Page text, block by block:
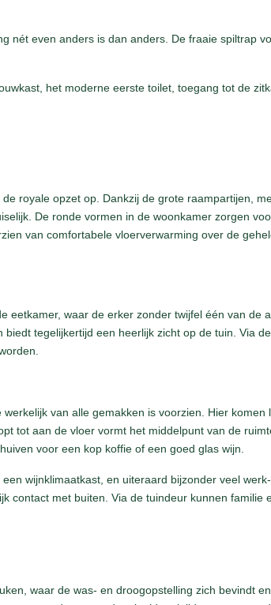
nét even anders is dan anders. De fraaie spiltrap
het moderne eerste toilet, toegang tot de
royale opzet op. Dankzij de grote raampartijen,
De ronde vormen in de woonkamer zorgen
van comfortabele vloerverwarming over de
eetkamer, waar de erker zonder twijfel één van
tegelijkertijd een heerlijk zicht op de tuin. Via
van alle gemakken is voorzien. Hier
tot aan de vloer vormt het middelpunt van de
voor een kop koffie of een goed glas wijn.
wijnklimaatkast, en uiteraard bijzonder veel
contact met buiten. Via de tuindeur kunnen
waar de was- en droogopstelling zich bevindt